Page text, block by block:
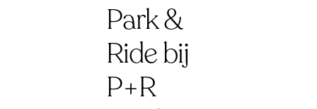
Park &
Ride bij
P+R